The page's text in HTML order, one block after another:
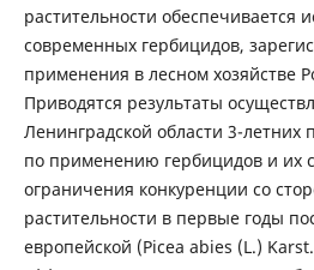
растительности обеспечивается
современных гербицидов,
применения в лесном хозяйстве
Приводятся результаты
Ленинградской области 3-летних
по применению гербицидов и их
ограничения конкуренции со
растительности в первые годы
европейской (Picea abies (L.)